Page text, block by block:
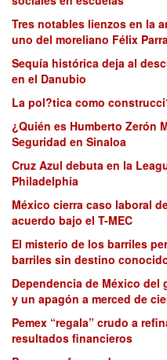
Tres notables lienzos en la
uno del moreliano Félix
Sequía histórica deja al
en el Danubio
La pol?tica como
¿Quién es Humberto Zerón
Seguridad en Sinaloa
Cruz Azul debuta en la
Philadelphia
México cierra caso laboral
acuerdo bajo el T-MEC
El misterio de los barriles
barriles sin destino
Dependencia de México del
y un apagón a merced de
Pemex “regala” crudo a
resultados financieros